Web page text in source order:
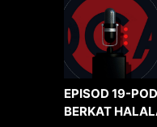
EPISOD 19-
BERKAT